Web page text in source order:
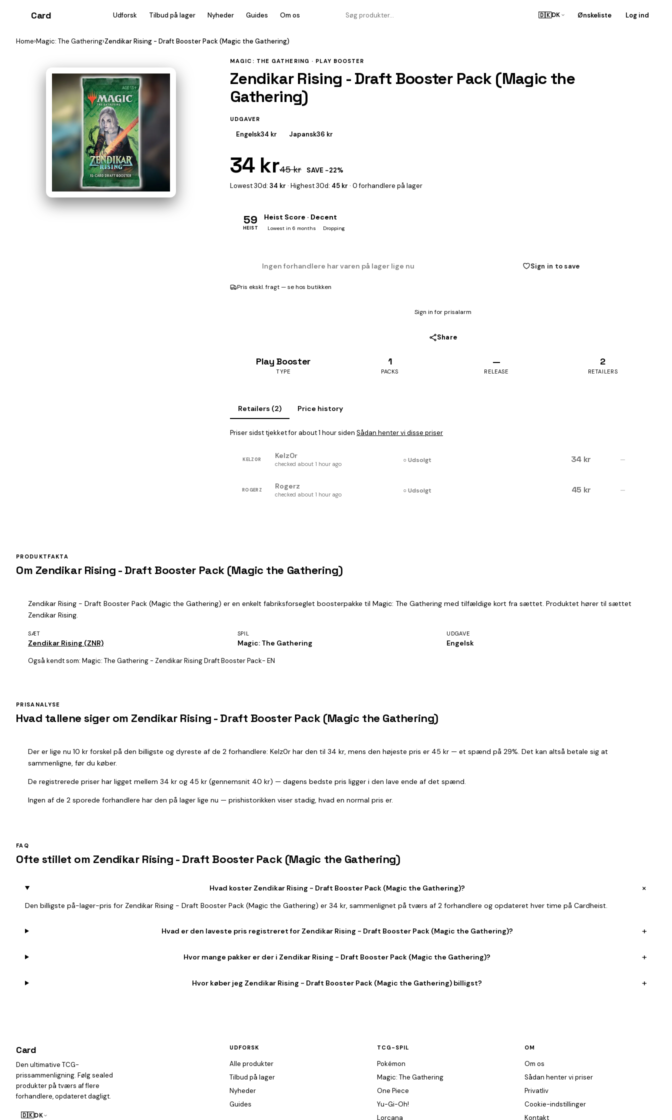
Card Udforsk Tilbud på lager Nyheder Guides Om os 🇩🇰DK Ønskeliste Log ind
Home›Magic: The Gathering›Zendikar Rising - Draft Booster Pack (Magic the Gathering)
MAGIC: THE GATHERING · PLAY BOOSTER
Zendikar Rising - Draft Booster Pack (Magic the
Gathering)
UDGAVER
Engelsk34 kr Japansk36 kr
34 kr45 kr
SAVE −22%
Lowest 30d: 34 kr · Highest 30d: 45 kr · 0 forhandlere på lager
59
HEIST
Heist Score · Decent
Lowest in 6 months Dropping
Ingen forhandlere har varen på lager lige nu Sign in to save
Pris ekskl. fragt — se hos butikken
Sign in for prisalarm
Share
Play Booster
TYPE
1
PACKS
—
RELEASE
2
RETAILERS
Retailers (2) Price history
Priser sidst tjekket for about 1 hour siden Sådan henter vi disse priser
KELZ0R Kelz0r
checked about 1 hour ago ○ Udsolgt 34 kr —
ROGERZ Rogerz
checked about 1 hour ago ○ Udsolgt 45 kr —
PRODUKTFAKTA
Om Zendikar Rising - Draft Booster Pack (Magic the Gathering)
Zendikar Rising - Draft Booster Pack (Magic the Gathering) er en enkelt fabriksforseglet boosterpakke til Magic: The Gathering med tilfældige kort fra sættet. Produktet hører til sættet
Zendikar Rising.
SÆT
Zendikar Rising (ZNR)
SPIL
Magic: The Gathering
UDGAVE
Engelsk
Også kendt som: Magic: The Gathering - Zendikar Rising Draft Booster Pack- EN
PRISANALYSE
Hvad tallene siger om Zendikar Rising - Draft Booster Pack (Magic the Gathering)
Der er lige nu 10 kr forskel på den billigste og dyreste af de 2 forhandlere: Kelz0r har den til 34 kr, mens den højeste pris er 45 kr — et spænd på 29%. Det kan altså betale sig at
sammenligne, før du køber.
De registrerede priser har ligget mellem 34 kr og 45 kr (gennemsnit 40 kr) — dagens bedste pris ligger i den lave ende af det spænd.
Ingen af de 2 sporede forhandlere har den på lager lige nu — prishistorikken viser stadig, hvad en normal pris er.
FAQ
Ofte stillet om Zendikar Rising - Draft Booster Pack (Magic the Gathering)
Hvad koster Zendikar Rising - Draft Booster Pack (Magic the Gathering)? +
Den billigste på-lager-pris for Zendikar Rising - Draft Booster Pack (Magic the Gathering) er 34 kr, sammenlignet på tværs af 2 forhandlere og opdateret hver time på Cardheist.
Hvad er den laveste pris registreret for Zendikar Rising - Draft Booster Pack (Magic the Gathering)? +
Hvor mange pakker er der i Zendikar Rising - Draft Booster Pack (Magic the Gathering)? +
Hvor køber jeg Zendikar Rising - Draft Booster Pack (Magic the Gathering) billigst? +
Card
Den ultimative TCG-
prissammenligning. Følg sealed
produkter på tværs af flere
forhandlere, opdateret dagligt.
🇩🇰DK
UDFORSK
Alle produkter
Tilbud på lager
Nyheder
Guides
TCG-SPIL
Pokémon
Magic: The Gathering
One Piece
Yu-Gi-Oh!
Lorcana
OM
Om os
Sådan henter vi priser
Privatliv
Cookie-indstillinger
Kontakt